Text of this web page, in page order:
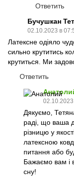
Ответить
Бучушкан
02.10.2023 в
Латексне одіяло
сильно крутитись
крутиться. Ми
Ответить
Дякуємо,
раді, що ваша
різницю у
латексною
питання або
Бажаємо вам і
сну!